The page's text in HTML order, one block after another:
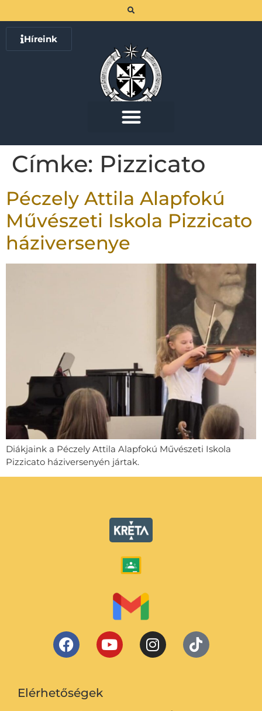
Híreink
Címke: Pizzicato
Péczely Attila Alapfokú
Művészeti Iskola Pizzicato
háziversenye
Diákjaink a Péczely Attila Alapfokú Művészeti Iskola
Pizzicato háziversenyén jártak.
Elérhetőségek